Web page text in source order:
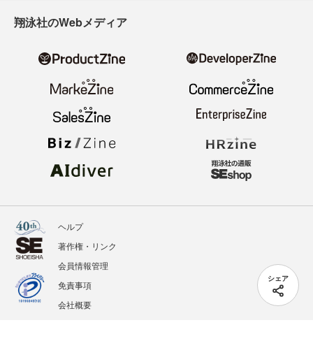
シェア
翔泳社のWebメディア
ヘルプ
著作権・リンク
会員情報管理
免責事項
会社概要